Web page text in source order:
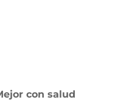
con salud